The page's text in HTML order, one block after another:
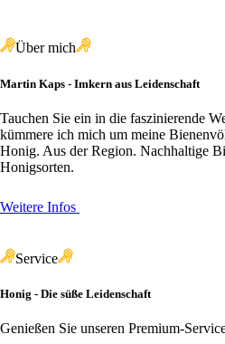
Über mich
Martin Kaps - Imkern aus Leidenschaft
Tauchen Sie ein in die faszinierende
kümmere ich mich um meine
Honig. Aus der Region. Nachhaltige
Honigsorten.
Weitere Infos
Service
Honig - Die süße Leidenschaft
Genießen Sie unseren Premium-